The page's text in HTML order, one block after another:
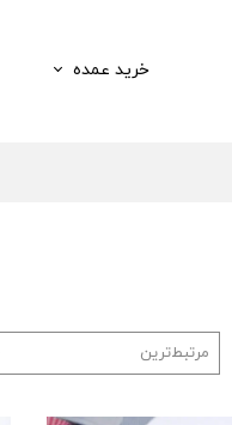
خرید عمده
مرتبط‌ترین